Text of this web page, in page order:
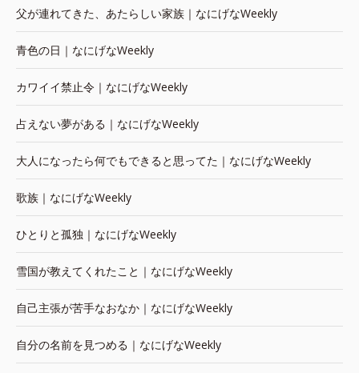
父が連れてきた、あたらしい家族｜なにげなWeekly
青色の日｜なにげなWeekly
カワイイ禁止令｜なにげなWeekly
占えない夢がある｜なにげなWeekly
大人になったら何でもできると思ってた｜なにげなWeekly
歌族｜なにげなWeekly
ひとりと孤独｜なにげなWeekly
雪国が教えてくれたこと｜なにげなWeekly
自己主張が苦手なおなか｜なにげなWeekly
自分の名前を見つめる｜なにげなWeekly